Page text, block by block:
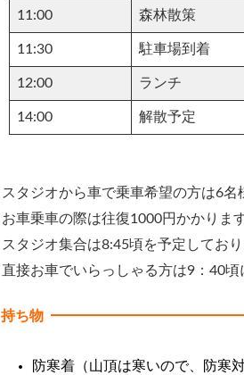
11:00 森林散策
11:30 駐車場到着
12:00 ランチ
14:00 解散予定
スタジオから車で乗車希望の方は6
お車乗車の際は往復1000円かかります
スタジオ集合は8:45頃を予定してお
直接お車でいらっしゃる方は9：40頃
持ち物
防寒着（山頂は寒いので、防寒